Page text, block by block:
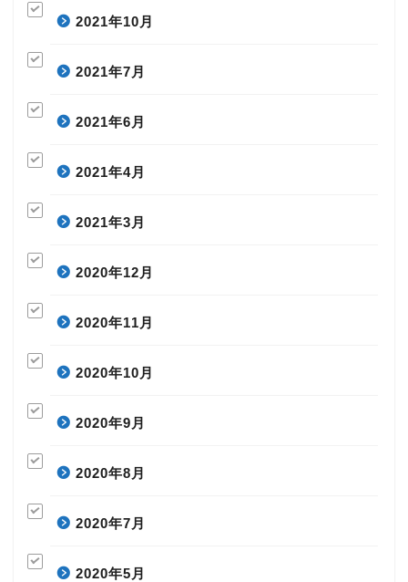
2021年10月
2021年7月
2021年6月
2021年4月
2021年3月
2020年12月
2020年11月
2020年10月
2020年9月
2020年8月
2020年7月
2020年5月